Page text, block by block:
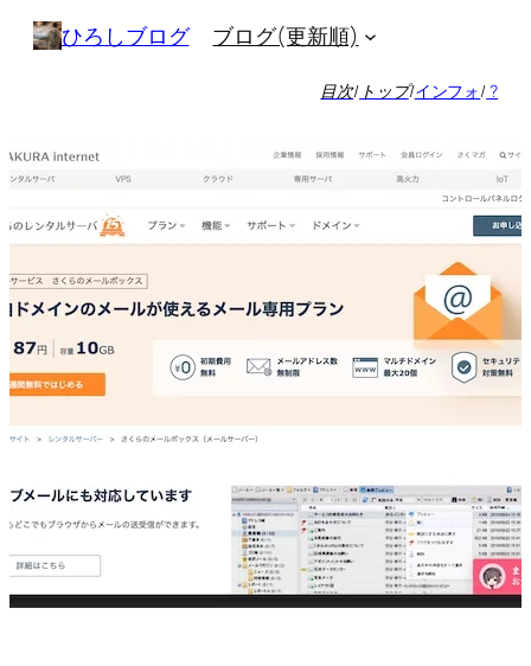
ッ
ひろしブログ ブログ(更新順)
目次/ トップ/インフォ/?